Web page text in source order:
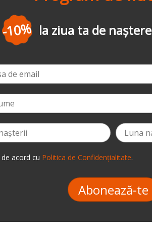
-3% la prima
acord cu Politica de Confidențialitate.
Abonează-te